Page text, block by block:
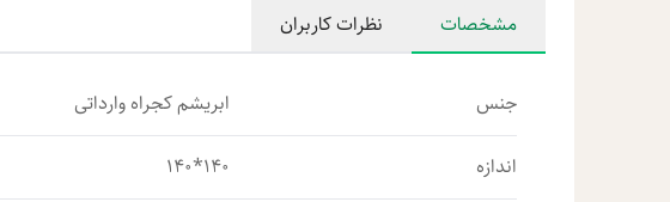
مشخصات نظرات کاربران
جنس ابریشم کجراه وارداتی
اندازه 140*140